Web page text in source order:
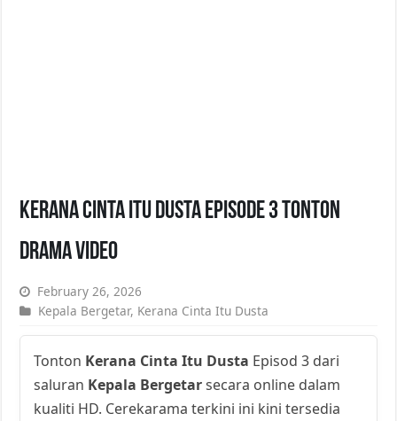
Kerana Cinta Itu Dusta Episode 3 Tonton
Drama Video
February 26, 2026
Kepala Bergetar, Kerana Cinta Itu Dusta
Tonton Kerana Cinta Itu Dusta Episod 3 dari
saluran Kepala Bergetarsecara online dalam
kualiti HD. Cerekarama terkini ini kini tersedia